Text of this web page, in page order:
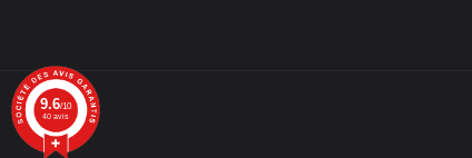
9.6/10
40 avis